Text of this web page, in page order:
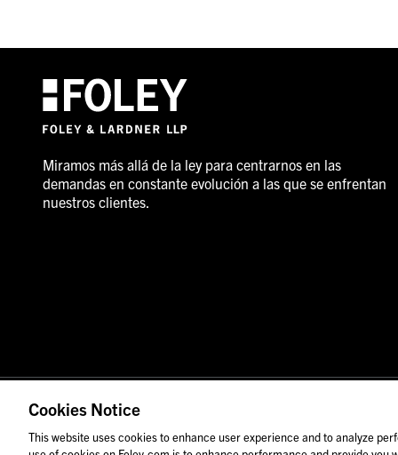
Miramos más allá de la ley para centrarnos en las
demandas en constante evolución a las que se enfrentan
nuestros clientes.
© 2026 Foley & Lardner LLP
Las imágenes de personas pueden no corresponder al
Cookies Notice
This website uses cookies to enhance user experience and to analyze